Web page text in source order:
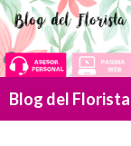
Blog del Florista